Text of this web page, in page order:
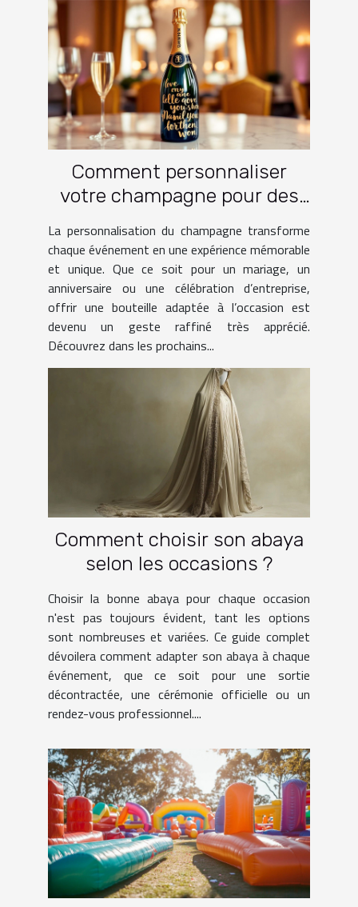
Comment personnaliser
votre champagne pour des
La personnalisation du champagne transforme
chaque événement en une expérience mémorable
et unique. Que ce soit pour un mariage, un
anniversaire ou une célébration d’entreprise,
offrir une bouteille adaptée à l’occasion est
devenu un geste raffiné très apprécié.
Découvrez dans les prochains...
Comment choisir son abaya
selon les occasions ?
Choisir la bonne abaya pour chaque occasion
n'est pas toujours évident, tant les options
sont nombreuses et variées. Ce guide complet
dévoilera comment adapter son abaya à chaque
événement, que ce soit pour une sortie
décontractée, une cérémonie officielle ou un
rendez-vous professionnel....